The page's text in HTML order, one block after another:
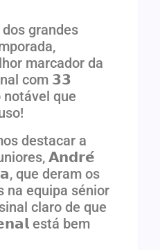
grandes
marcador da
com 𝟯𝟯
que
destacar a
𝗔𝗻𝗱𝗿𝗲́
que deram os
na equipa sénior
claro de que
está bem